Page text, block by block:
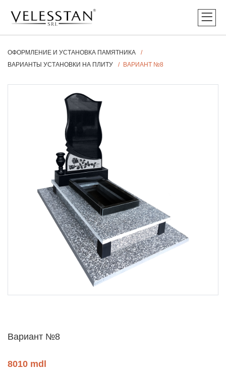
ОФОРМЛЕНИЕ И УСТАНОВКА ПАМЯТНИКА
ВАРИАНТЫ УСТАНОВКИ НА ПЛИТУ
ВАРИАНТ №8
Вариант №8
8010 mdl